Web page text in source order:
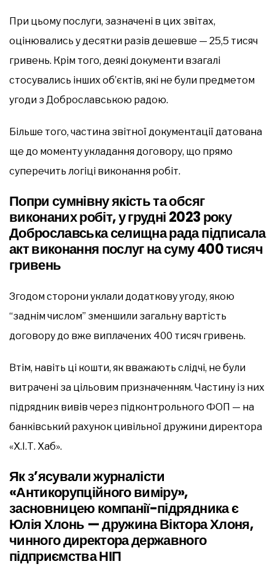
При цьому послуги, зазначені в цих звітах,
оцінювались у десятки разів дешевше — 25,5 тисяч
гривень. Крім того, деякі документи взагалі
стосувались інших об’єктів, які не були предметом
угоди з Доброславською радою.
Більше того, частина звітної документації датована
ще до моменту укладання договору, що прямо
суперечить логіці виконання робіт.
Попри сумнівну якість та обсяг
виконаних робіт, у грудні 2023 року
Доброславська селищна рада підписала
акт виконання послуг на суму 400 тисяч
гривень
Згодом сторони уклали додаткову угоду, якою
“заднім числом” зменшили загальну вартість
договору до вже виплачених 400 тисяч гривень.
Втім, навіть ці кошти, як вважають слідчі, не були
витрачені за цільовим призначенням. Частину із них
підрядник вивів через підконтрольного ФОП — на
банківський рахунок цивільної дружини директора
«Х.І.Т. Хаб».
Як з’ясували журналісти
«Антикорупційного виміру»,
засновницею компанії-підрядника є
Юлія Хлонь — дружина Віктора Хлоня,
чинного директора державного
підприємства НІП